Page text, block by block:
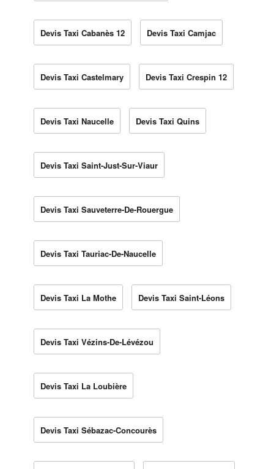
Devis Taxi Cabanès 12 Devis Taxi Camjac
Devis Taxi Castelmary Devis Taxi Crespin 12
Devis Taxi Naucelle Devis Taxi Quins
Devis Taxi Saint-Just-Sur-Viaur
Devis Taxi Sauveterre-De-Rouergue
Devis Taxi Tauriac-De-Naucelle
Devis Taxi La Mothe Devis Taxi Saint-Léons
Devis Taxi Vézins-De-Lévézou
Devis Taxi La Loubière
Devis Taxi Sébazac-Concourès